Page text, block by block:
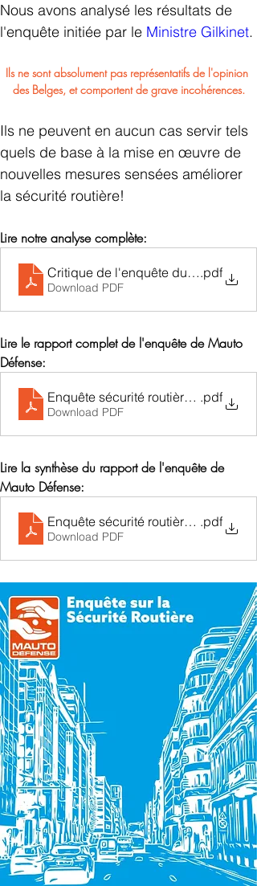
Nous avons analysé les résultats de
l'enquête initiée par le Ministre Gilkinet.
Ils ne sont absolument pas représentatifs de l'opinion
des Belges, et comportent de grave incohérences.
Ils ne peuvent en aucun cas servir tels
quels de base à la mise en œuvre de
nouvelles mesures sensées améliorer
la sécurité routière!
Lire notre analyse complète:
Critique de l'enquête du Ministre
.pdf
Download PDF
Lire le rapport complet de l'enquête de Mauto
Défense:
Enquête sécurité routière - Rapport
.pdf
Download PDF
Lire la synthèse du rapport de l'enquête de
Mauto Défense:
Enquête sécurité routière - Synthèse
.pdf
Download PDF